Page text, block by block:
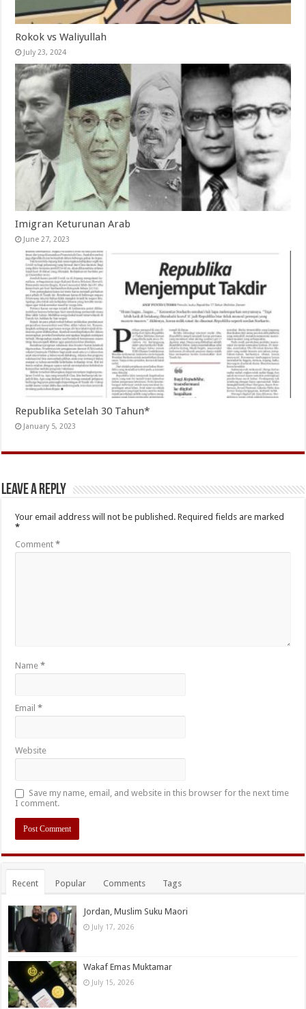
Rokok vs Waliyullah
July 23, 2024
Imigran Keturunan Arab
June 27, 2023
Republika Setelah 30 Tahun*
January 5, 2023
Leave a Reply
Your email address will not be published. Required fields are marked
*
Comment*
Name*
Email*
Website
Save my name, email, and website in this browser for the next time
I comment.
Recent Popular Comments Tags
Jordan, Muslim Suku Maori
July 17, 2026
Wakaf Emas Muktamar
July 15, 2026